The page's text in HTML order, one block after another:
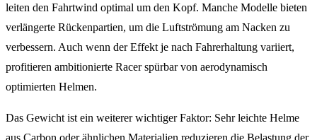
leiten den Fahrtwind optimal um den Kopf. Manche Modelle bieten
verlängerte Rückenpartien, um die Luftströmung am Nacken zu
verbessern. Auch wenn der Effekt je nach Fahrerhaltung variiert,
profitieren ambitionierte Racer spürbar von aerodynamisch
optimierten Helmen.
Das Gewicht ist ein weiterer wichtiger Faktor: Sehr leichte Helme